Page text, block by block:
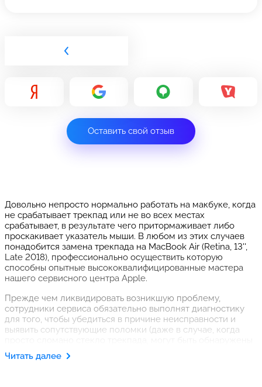
Оставить свой отзыв
Довольно непросто нормально работать на макбуке, когда
не срабатывает трекпад или не во всех местах
срабатывает, в результате чего притормаживает либо
проскакивает указатель мыши. В любом из этих случаев
понадобится замена трекпада на MacBook Air (Retina, 13'',
Late 2018), профессионально осуществить которую
способны опытные высококвалифицированные мастера
нашего сервисного центра Apple.
Прежде чем ликвидировать возникшую проблему,
сотрудники сервиса обязательно выполнят диагностику
для того, чтобы убедиться в причине неисправности и
выявить сопутствующие поломки (даже в случае, когда
и другие неполадки). Наличие уникального
диагностического оборудования и качественного
Читать далее